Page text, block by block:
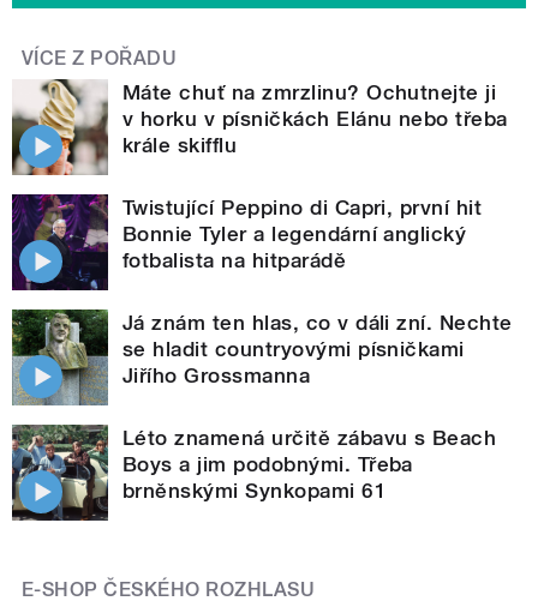
VÍCE Z POŘADU
Máte chuť na zmrzlinu? Ochutnejte ji
v horku v písničkách Elánu nebo třeba
krále skifflu
Twistující Peppino di Capri, první hit
Bonnie Tyler a legendární anglický
fotbalista na hitparádě
Já znám ten hlas, co v dáli zní. Nechte
se hladit countryovými písničkami
Jiřího Grossmanna
Léto znamená určitě zábavu s Beach
Boys a jim podobnými. Třeba
brněnskými Synkopami 61
E-SHOP ČESKÉHO ROZHLASU